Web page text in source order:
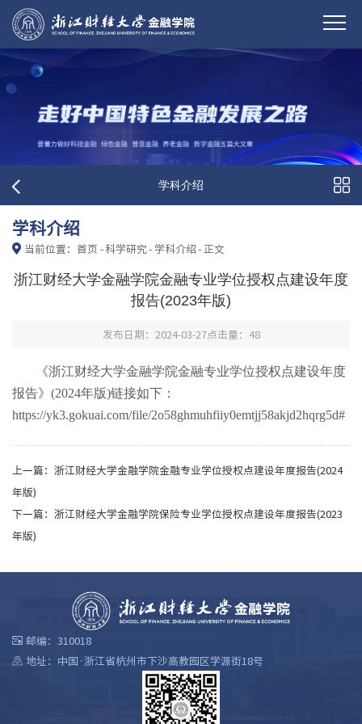
学科介绍
学科介绍
当前位置：首页 -科学研究-学科介绍-正文
浙江财经大学金融学院金融专业学位授权点建设年度
报告(2023年版)
发布日期：2024-03-27点击量： 48
《浙江财经大学金融学院金融专业学位授权点建设年度
报告》(2024年版)链接如下：
https://yk3.gokuai.com/file/2o58ghmuhfiiy0emtjj58akjd2hqrg5d#
上一篇： 浙江财经大学金融学院金融专业学位授权点建设年度报告(2024
年版)
下一篇： 浙江财经大学金融学院保险专业学位授权点建设年度报告(2023
年版)
邮编：310018
地址：中国·浙江省杭州市下沙高教园区学源街18号